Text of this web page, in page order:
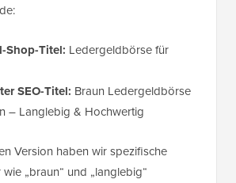
Shop-Titel: Ledergeldbörse für
SEO-Titel: Braun Ledergeldbörse
– Langlebig & Hochwertig
Version haben wir spezifische
„braun“ und „langlebig“